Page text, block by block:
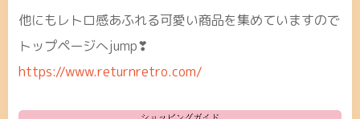
他にもレトロ感あふれる可愛い商品を集めていますので
トップページへjump❣
https://www.returnretro.com/